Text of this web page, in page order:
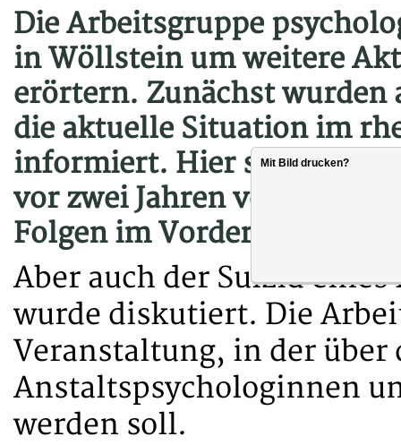
Die Arbeitsgruppe
in Wöllstein um weitere
erörtern. Zunächst wurden
die aktuelle Situation im
informiert. Hier stand der
vor zwei Jahren
Folgen im Vordergrund.
Aber auch der Suizid
wurde diskutiert. Die
Veranstaltung, in der über
Anstaltspsychologinnen
werden soll.
Mit Bild drucken?